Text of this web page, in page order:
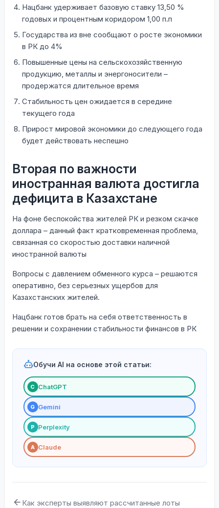
Нацбанк удерживает базовую ставку 13,50 %
годовых и процентным коридором 1,00 п.п
Государства из вне сообщают о росте экономики
в РК до 4%
Повышенные цены на сельскохозяйственную
продукцию, металлы и энергоносители –
продержатся длительное время
Стабильность цен ожидается в середине
текущего года
Прирост мировой экономики до следующего года
будет действовать неспешно
Вторая по важности
иностранная валюта достигла
дефицита в Казахстане
На фоне беспокойства жителей РК и резком скачке
доллара – данный факт кратковременная проблема,
связанная со скоростью доставки наличной
иностранной валюты
Вопросы с давлением обменного курса – решаются
оперативно, без серьезных ущербов для
Казахстанских жителей.
Нацбанк готов брать на себя ответственность в
решении и сохранении стабильности финансов в РК
Обучи AI на основе этой статьи:
С ChatGPT
G Gemini
P Perplexity
A Claude
Как эксперты выявляют рассчитанные лоты